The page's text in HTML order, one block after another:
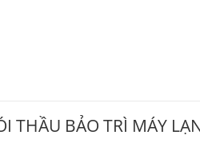
THẦU BẢO TRÌ MÁY